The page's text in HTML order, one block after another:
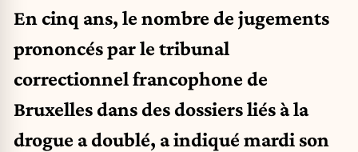
En cinq ans, le nombre de jugements
prononcés par le tribunal
correctionnel francophone de
Bruxelles dans des dossiers liés à la
drogue a doublé, a indiqué mardi son